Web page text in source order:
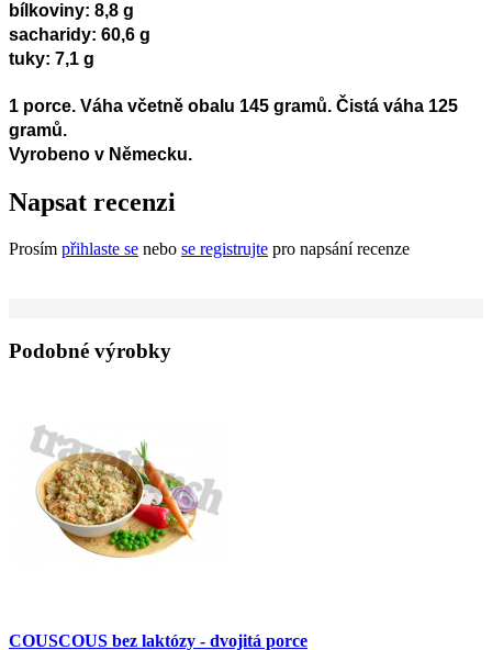
bílkoviny: 8,8 g
sacharidy: 60,6 g
tuky: 7,1 g
1 porce. Váha včetně obalu 145 gramů. Čistá váha 125
gramů.
Vyrobeno v Německu.
Napsat recenzi
Prosím přihlaste se nebo se registrujte pro napsání recenze
Podobné výrobky
COUSCOUS bez laktózy - dvojitá porce